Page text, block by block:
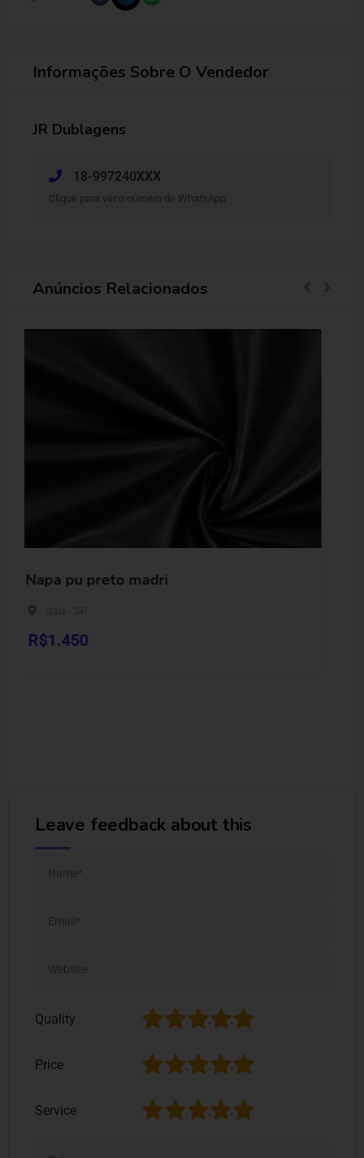
Informações Sobre O Vendedor
JR Dublagens
18-997240XXX
Clique para ver o número de WhatsApp
Anúncios Relacionados
Leave feedback about this
Quality 5
4
3
2
Price 5
4
3
2
Service 5
4
3
2